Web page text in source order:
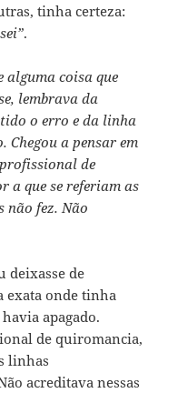
tinha certeza:
.
alguma coisa que
lembrava da
o erro e da linha
Chegou a pensar em
de
a que se referiam as
não fez. Não
deixasse de
exata onde tinha
apagado.
de quiromancia,
linhas
acreditava nessas